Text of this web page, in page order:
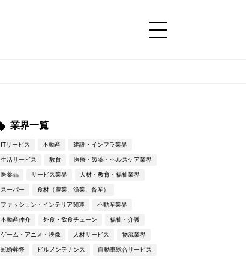
業界一覧
ITサービス 不動産 建設・インフラ業界
生活サービス 教育 医療・製薬・ヘルスケア業界
医薬品 サービス業界 人材・教育・福祉業界
スーパー 食材（農業、漁業、畜産）
ファッション・インテリア関連 不動産業界
不動産仲介 外食・飲食チェーン 福祉・介護
ゲーム・アニメ・映像 人材サービス 物流業界
冠婚葬祭 ビルメンテナンス 自動車総合サービス